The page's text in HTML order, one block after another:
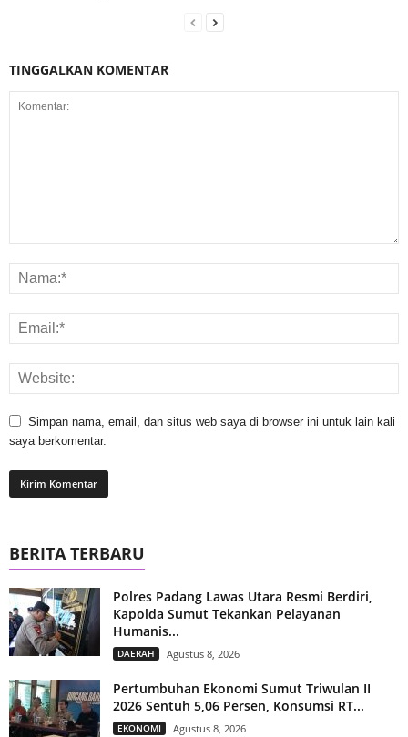
TINGGALKAN KOMENTAR
Simpan nama, email, dan situs web saya di browser ini untuk lain kali
saya berkomentar.
BERITA TERBARU
Polres Padang Lawas Utara Resmi Berdiri,
Kapolda Sumut Tekankan Pelayanan
Humanis...
DAERAH Agustus 8, 2026
Pertumbuhan Ekonomi Sumut Triwulan II
2026 Sentuh 5,06 Persen, Konsumsi RT...
EKONOMI Agustus 8, 2026